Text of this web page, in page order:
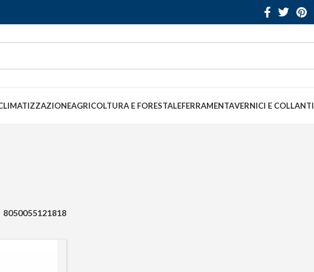
AGRICOLTURA E FORESTALEFERRAMENTAVERNICI E COLLANTI
8050055121818